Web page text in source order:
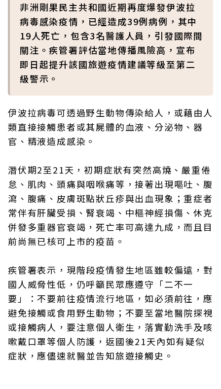
非洲剛果民主共和國近期再度爆發伊波拉
病毒感染疫情，已經造成39例病例，其中
19人死亡，包含3名醫護人員，引發國際間
關注。疾管署評估當地傳播風險高，宣布
即日起提升該國旅遊疫情建議等級至第二
級警示。
伊波拉病毒可透過野生動物傳染給人，或藉由人
類直接接觸患者或其屍體的血液、分泌物、器
官、精液造成感染。
潛伏期2至21天，初期症狀有突然高燒、嚴重倦
怠、肌肉、頭痛與咽喉痛等，接著出現嘔吐、腹
瀉、腹痛、皮膚斑點狀丘疹與出血現象；重症者
常伴有肝臟受損、腎衰竭、中樞神經損傷、休克
併發多重器官衰竭，死亡率可高達九成，而且目
前尚無已核可上市的疫苗。
疾管署表示，現階段疫情發生地區雖較偏遠，對
國人威脅性低，仍呼籲民眾應遵守「二不一
要」：不要前往疫情流行地區，如必須前往，應
避免接觸或食用野生動物；不要至當地醫院探視
或接觸病人，要注意個人衛生，落實勤洗手及咳
嗽戴口罩等個人防護，返國後21天內如有疑似
症狀，應儘速就醫並告知旅遊接觸史。